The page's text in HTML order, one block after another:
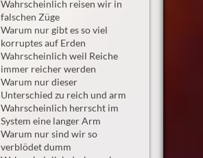
Wahrscheinlich reisen wir in
falschen Züge
Warum nur gibt es so viel
korruptes auf Erden
Wahrscheinlich weil Reiche
immer reicher werden
Warum nur dieser
Unterschied zu reich und arm
Wahrscheinlich herrscht im
System eine langer Arm
Warum nur sind wir so
verblödet dumm